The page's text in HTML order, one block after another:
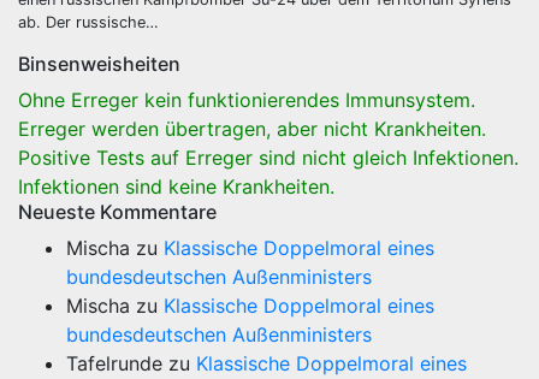
ab. Der russische…
Binsenweisheiten
Ohne Erreger kein funktionierendes Immunsystem.
Erreger werden übertragen, aber nicht Krankheiten.
Positive Tests auf Erreger sind nicht gleich Infektionen.
Infektionen sind keine Krankheiten.
Neueste Kommentare
Mischa zu Klassische Doppelmoral eines
bundesdeutschen Außenministers
Mischa zu Klassische Doppelmoral eines
bundesdeutschen Außenministers
Tafelrunde zu Klassische Doppelmoral eines